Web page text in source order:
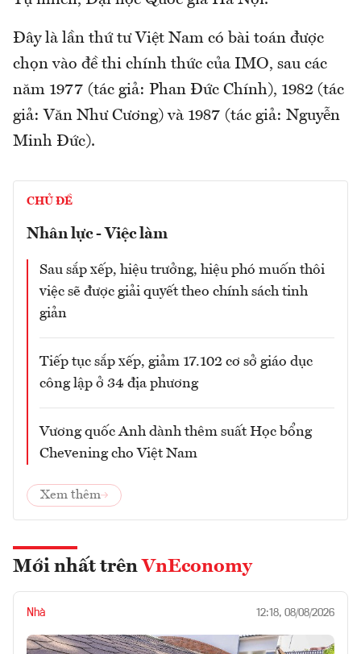
Đây là lần thứ tư Việt Nam có bài toán được
chọn vào đề thi chính thức của IMO, sau các
năm 1977 (tác giả: Phan Đức Chính), 1982 (tác
giả: Văn Như Cương) và 1987 (tác giả: Nguyễn
Minh Đức).
CHỦ ĐỀ
Nhân lực - Việc làm
Sau sắp xếp, hiệu trưởng, hiệu phó muốn thôi
việc sẽ được giải quyết theo chính sách tinh
giản
Tiếp tục sắp xếp, giảm 17.102 cơ sở giáo dục
công lập ở 34 địa phương
Vương quốc Anh dành thêm suất Học bổng
Chevening cho Việt Nam
Xem thêm
Mới nhất trên VnEconomy
Nhà 12:18, 08/08/2026